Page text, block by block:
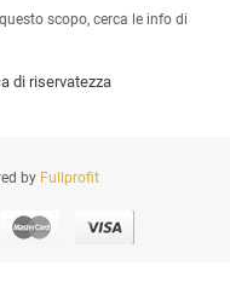
scopo, cerca le info di
di riservatezza
by Fullprofit